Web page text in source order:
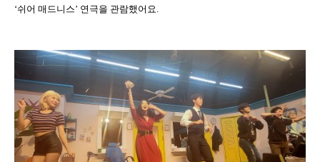
‘쉬어 매드니스’ 연극을 관람했어요.